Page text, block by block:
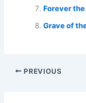
Forever
Grave of
PREVIOUS